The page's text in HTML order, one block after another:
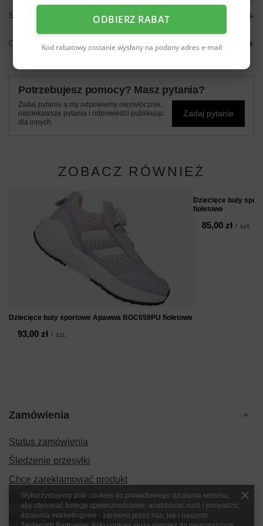
SZCZEGÓŁOWE DANE
OPINIE (0)
Potrzebujesz pomocy? Masz pytania?
Zadaj pytanie a my odpowiemy niezwłocznie,
najciekawsze pytania i odpowiedzi publikując
dla innych.
Zadaj pytanie
ZOBACZ RÓWNIEŻ
Dziecięce buty sportowe Apawwa BGC659PU fioletowe
93,00 zł / szt.
Dziecięce buty
fioletowe
85,00 zł / szt.
Zamówienia
Status zamówienia
Śledzenie przesyłki
Chcę zareklamować produkt
Chcę zwrócić produkt
Chcę wymienić produkt
ODBIERZ RABAT
Kod rabatowy zostanie wysłany na podany adres e-mail
Wykorzystujemy pliki cookies do prawidłowego działania serwisu,
aby oferować funkcje społecznościowe, analizować ruch i prowadzić
działania marketingowe - zarówno przez nas, jak i naszych